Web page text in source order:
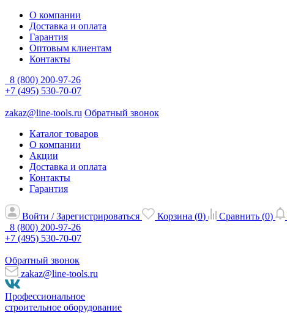
О компании
Доставка и оплата
Гарантия
Оптовым клиентам
Контакты
8 (800) 200-97-26
+7 (495) 530-70-07
zakaz@line-tools.ru Обратный звонок
Каталог товаров
О компании
Акции
Доставка и оплата
Контакты
Гарантия
Войти / Зарегистрироваться Корзина (0) Сравнить (0)
8 (800) 200-97-26
+7 (495) 530-70-07
Обратный звонок
zakaz@line-tools.ru
Профессиональное
строительное оборудование